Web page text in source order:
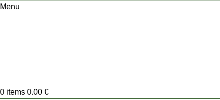
Menu
0 items 0.00 €